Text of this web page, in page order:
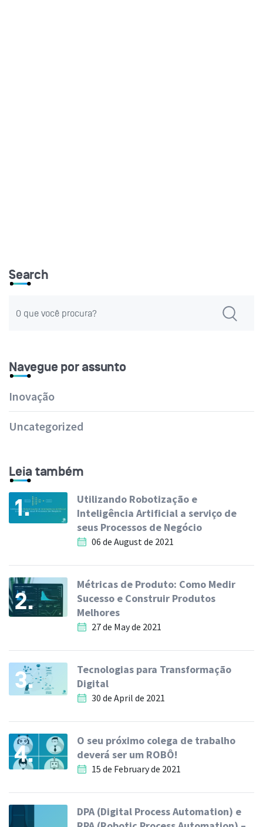
Search
Navegue por assunto
Inovação
Uncategorized
Leia também
1.
Utilizando Robotização e
Inteligência Artificial a serviço de
seus Processos de Negócio
06 de August de 2021
2.
Métricas de Produto: Como Medir
Sucesso e Construir Produtos
Melhores
27 de May de 2021
3.
Tecnologias para Transformação
Digital
30 de April de 2021
4.
O seu próximo colega de trabalho
deverá ser um ROBÔ!
15 de February de 2021
DPA (Digital Process Automation) e